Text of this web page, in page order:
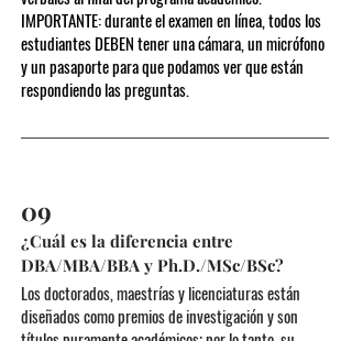
IMPORTANTE: durante el examen en línea, todos los
estudiantes DEBEN tener una cámara, un micrófono
y un pasaporte para que podamos ver que están
respondiendo las preguntas.
09
¿Cuál es la diferencia entre
DBA/MBA/BBA y Ph.D./MSc/BSc?
Los doctorados, maestrías y licenciaturas están
diseñados como premios de investigación y son